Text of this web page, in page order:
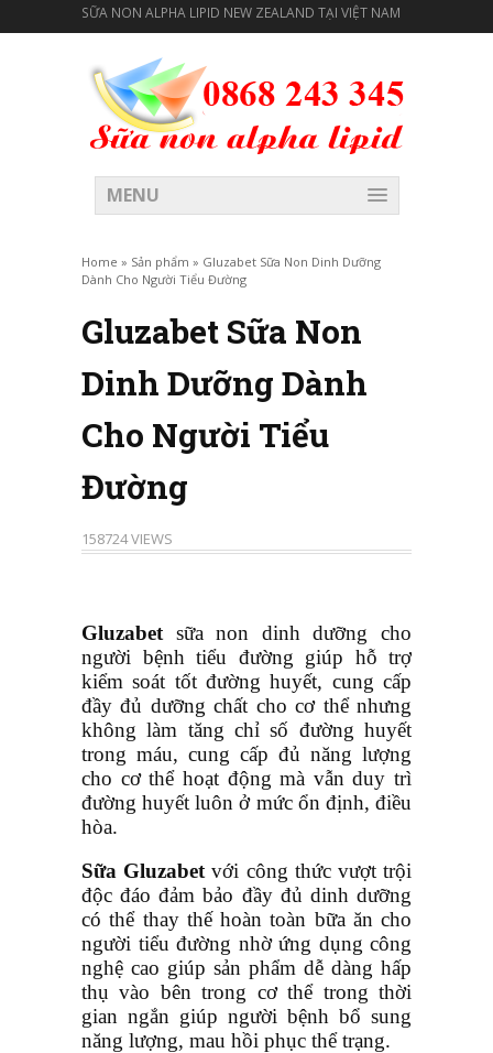
SỮA NON ALPHA LIPID NEW ZEALAND TẠI VIỆT NAM
MENU
Home » Sản phẩm » Gluzabet Sữa Non Dinh Dưỡng
Dành Cho Người Tiểu Đường
Gluzabet Sữa Non
Dinh Dưỡng Dành
Cho Người Tiểu
Đường
158724 VIEWS
Gluzabet sữa non dinh dưỡng cho
người bệnh tiểu đường giúp hỗ trợ
kiểm soát tốt đường huyết, cung cấp
đầy đủ dưỡng chất cho cơ thể nhưng
không làm tăng chỉ số đường huyết
trong máu, cung cấp đủ năng lượng
cho cơ thể hoạt động mà vẫn duy trì
đường huyết luôn ở mức ổn định, điều
hòa.
Sữa Gluzabetvới công thức vượt trội
độc đáo đảm bảo đầy đủ dinh dưỡng
có thể thay thế hoàn toàn bữa ăn cho
người tiểu đường nhờ ứng dụng công
nghệ cao giúp sản phẩm dễ dàng hấp
thụ vào bên trong cơ thể trong thời
gian ngắn giúp người bệnh bổ sung
năng lượng, mau hồi phục thể trạng.